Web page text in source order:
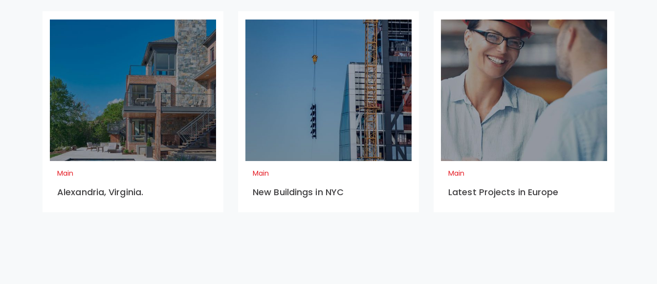
Main
Alexandria, Virginia.
Main
New Buildings in NYC
Main
Latest Projects in Europe